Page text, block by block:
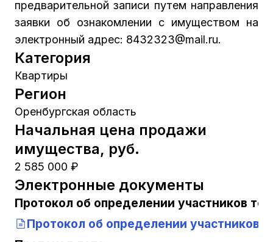
предварительной записи путем направления
заявки об ознакомлении с имуществом на
электронный адрес: 8432323@mail.ru.
Категория
Квартиры
Регион
Оренбургская область
Начальная цена продажи
имущества, руб.
2 585 000 ₽
Электронные документы
Протокол об определении участников
Протокол об определении участников